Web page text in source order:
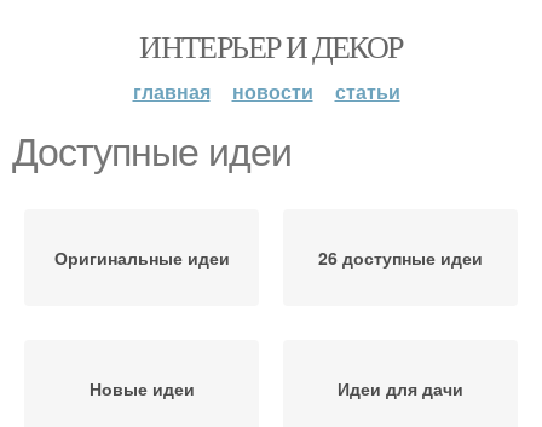
ИНТЕРЬЕР И ДЕКОР
главная новости статьи
Доступные идеи
Оригинальные идеи 26 доступные идеи
Новые идеи Идеи для дачи